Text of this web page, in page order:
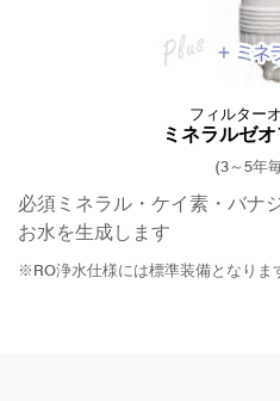
フィルター
ミネラルゼ
(3～5年
必須ミネラル・ケイ素・バナ
お水を生成します
※RO浄水仕様には標準装備となりま